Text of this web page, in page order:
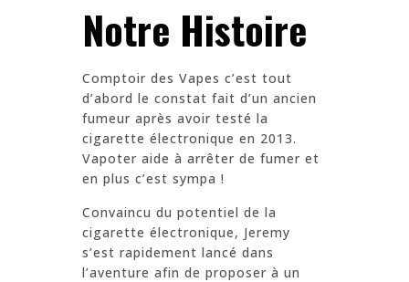
Notre Histoire
Comptoir des Vapes c’est tout
d’abord le constat fait d’un ancien
fumeur après avoir testé la
cigarette électronique en 2013.
Vapoter aide à arrêter de fumer et
en plus c’est sympa !
Convaincu du potentiel de la
cigarette électronique, Jeremy
s’est rapidement lancé dans
l’aventure afin de proposer à un